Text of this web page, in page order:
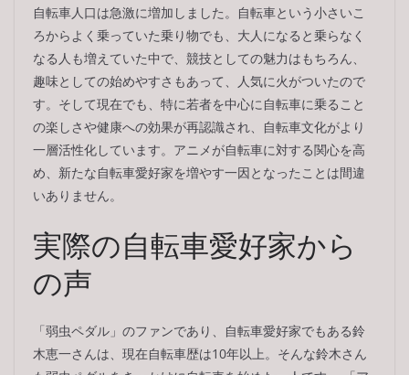
自転車人口は急激に増加しました。自転車という小さいこ
ろからよく乗っていた乗り物でも、大人になると乗らなく
なる人も増えていた中で、競技としての魅力はもちろん、
趣味としての始めやすさもあって、人気に火がついたので
す。そして現在でも、特に若者を中心に自転車に乗ること
の楽しさや健康への効果が再認識され、自転車文化がより
一層活性化しています。アニメが自転車に対する関心を高
め、新たな自転車愛好家を増やす一因となったことは間違
いありません。
実際の自転車愛好家から
の声
「弱虫ペダル」のファンであり、自転車愛好家でもある鈴
木恵一さんは、現在自転車歴は10年以上。そんな鈴木さん